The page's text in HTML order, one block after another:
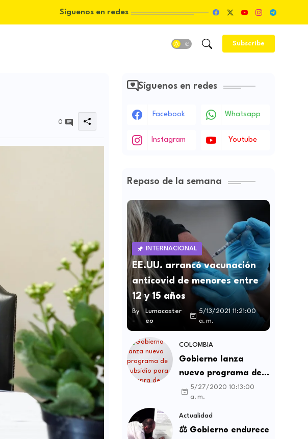
Síguenos en redes
Subscribe
0
Síguenos en redes
Facebook Whatsapp
Instagram Youtube
Repaso de la semana
INTERNACIONAL
EE.UU. arrancó vacunación
anticovid de menores entre
12 y 15 años
By
-
Lumacaster
eo
5/13/2021 11:21:00
a. m.
COLOMBIA
Gobierno lanza
nuevo programa de
subsidio para compra
de vivienda VIS y no
VIS
5/27/2020 10:13:00
a. m.
Actualidad
⚖️ Gobierno endurece